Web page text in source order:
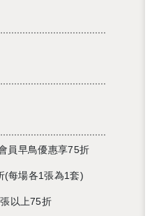
員早鳥優惠享75折
(每場各1張為1套)
以上75折